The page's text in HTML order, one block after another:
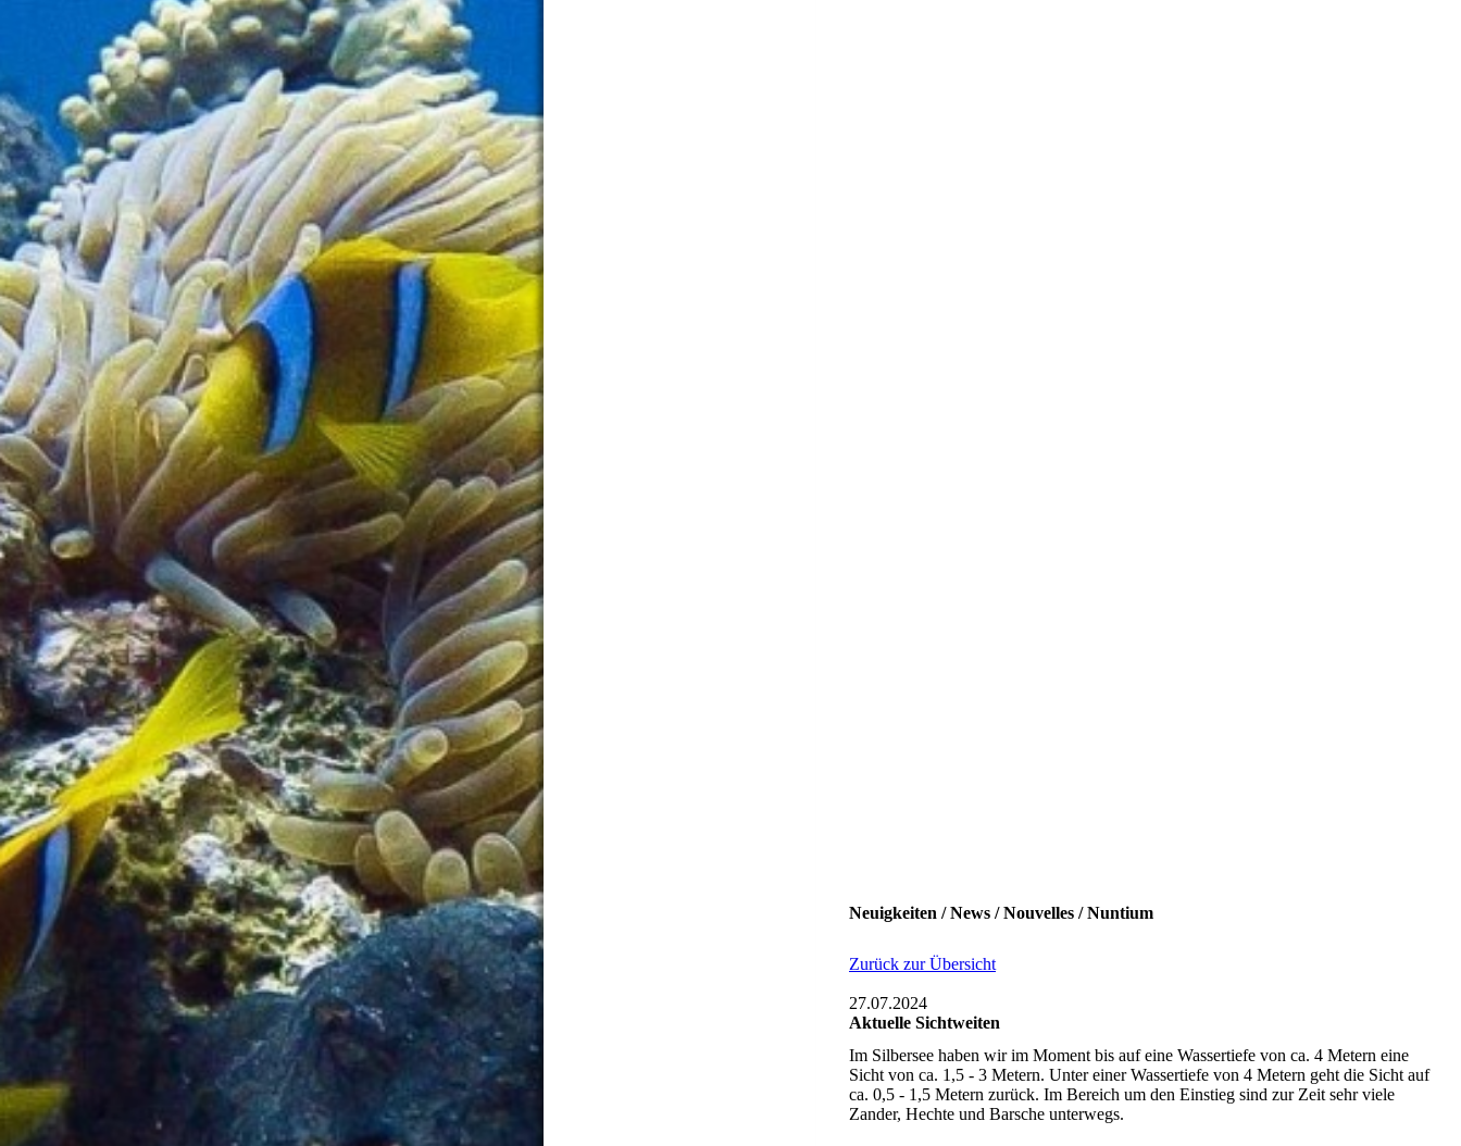
Neuigkeiten / News / Nouvelles / Nuntium
Zurück zur Übersicht
27.07.2024
Aktuelle Sichtweiten
Im Silbersee haben wir im Moment bis auf eine Wassertiefe von ca. 4 Metern eine
Sicht von ca. 1,5 - 3 Metern. Unter einer Wassertiefe von 4 Metern geht die Sicht auf
ca. 0,5 - 1,5 Metern zurück. Im Bereich um den Einstieg sind zur Zeit sehr viele
Zander, Hechte und Barsche unterwegs.